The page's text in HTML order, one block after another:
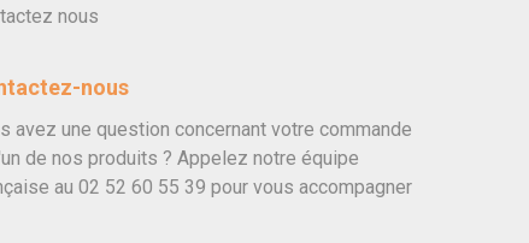
nous
nous
avez une question concernant votre commande
de nos produits ? Appelez notre équipe
au 02 52 60 55 39 pour vous accompagner